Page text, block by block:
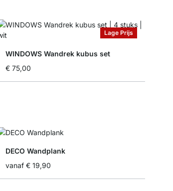
Lage Prijs
WINDOWS Wandrek kubus set
€ 75,00
DECO Wandplank
vanaf € 19,90